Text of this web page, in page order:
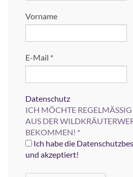
Vorname
E-Mail *
Datenschutz
ICH MÖCHTE
AUS DER
BEKOMMEN! *
Ich habe die
und akzeptiert!